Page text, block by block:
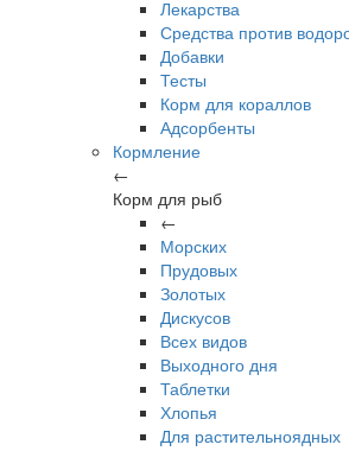
Лекарства
Средства против
Добавки
Тесты
Корм для кораллов
Адсорбенты
Кормление
←
Корм для рыб
←
Морских
Прудовых
Золотых
Дискусов
Всех видов
Выходного дня
Таблетки
Хлопья
Для растительноядных